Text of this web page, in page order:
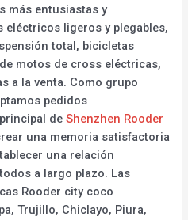
más entusiastas y
eléctricos ligeros y plegables,
total, bicicletas
motos de cross eléctricas,
a la venta. Como grupo
pedidos
deShenzhen Rooder
una memoria satisfactoria
una relación
a largo plazo. Las
Rooder city coco
Trujillo, Chiclayo, Piura,